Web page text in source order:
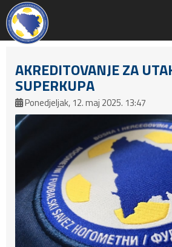
AKREDITOVANJE ZA
SUPERKUPA
Ponedjeljak, 12. maj 2025. 13:47